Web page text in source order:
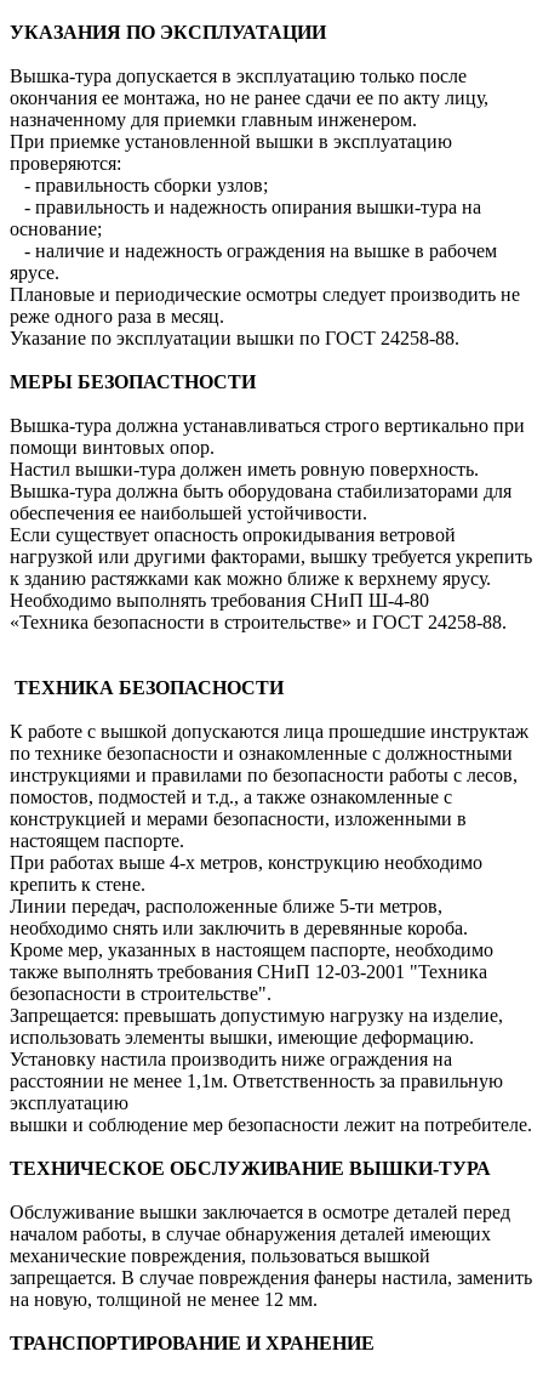
УКАЗАНИЯ ПО ЭКСПЛУАТАЦИИ
Вышка-тура допускается в эксплуатацию только после
окончания ее монтажа, но не ранее сдачи ее по акту лицу,
назначенному для приемки главным инженером.
При приемке установленной вышки в эксплуатацию
проверяются:
- правильность сборки узлов;
- правильность и надежность опирания вышки-тура на
основание;
- наличие и надежность ограждения на вышке в рабочем
ярусе.
Плановые и периодические осмотры следует производить не
реже одного раза в месяц.
Указание по эксплуатации вышки по ГОСТ 24258-88.
МЕРЫ БЕЗОПАСТНОСТИ
Вышка-тура должна устанавливаться строго вертикально при
помощи винтовых опор.
Настил вышки-тура должен иметь ровную поверхность.
Вышка-тура должна быть оборудована стабилизаторами для
обеспечения ее наибольшей устойчивости.
Если существует опасность опрокидывания ветровой
нагрузкой или другими факторами, вышку требуется укрепить
к зданию растяжками как можно ближе к верхнему ярусу.
Необходимо выполнять требования СНиП Ш-4-80
«Техника безопасности в строительстве» и ГОСТ 24258-88.
ТЕХНИКА БЕЗОПАСНОСТИ
К работе с вышкой допускаются лица прошедшие инструктаж
по технике безопасности и ознакомленные с должностными
инструкциями и правилами по безопасности работы с лесов,
помостов, подмостей и т.д., а также ознакомленные с
конструкцией и мерами безопасности, изложенными в
настоящем паспорте.
При работах выше 4-х метров, конструкцию необходимо
крепить к стене.
Линии передач, расположенные ближе 5-ти метров,
необходимо снять или заключить в деревянные короба.
Кроме мер, указанных в настоящем паспорте, необходимо
также выполнять требования СНиП 12-03-2001 "Техника
безопасности в строительстве".
Запрещается: превышать допустимую нагрузку на изделие,
использовать элементы вышки, имеющие деформацию.
Установку настила производить ниже ограждения на
расстоянии не менее 1,1м. Ответственность за правильную
эксплуатацию
вышки и соблюдение мер безопасности лежит на потребителе.
ТЕХНИЧЕСКОЕ ОБСЛУЖИВАНИЕ ВЫШКИ-ТУРА
Обслуживание вышки заключается в осмотре деталей перед
началом работы, в случае обнаружения деталей имеющих
механические повреждения, пользоваться вышкой
запрещается. В случае повреждения фанеры настила, заменить
на новую, толщиной не менее 12 мм.
ТРАНСПОРТИРОВАНИЕ И ХРАНЕНИЕ